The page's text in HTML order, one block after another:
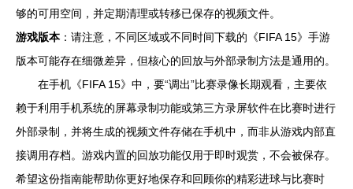
够的可用空间，并定期清理或转移已保存的视频文件。
游戏版本：请注意，不同区域或不同时间下载的《FIFA 15》手游
版本可能存在细微差异，但核心的回放与外部录制方法是通用的。
在手机《FIFA 15》中，要“调出”比赛录像长期观看，主要依
赖于利用手机系统的屏幕录制功能或第三方录屏软件在比赛时进行
外部录制，并将生成的视频文件存储在手机中，而非从游戏内部直
接调用存档。游戏内置的回放功能仅用于即时观赏，不会被保存。
希望这份指南能帮助你更好地保存和回顾你的精彩进球与比赛时